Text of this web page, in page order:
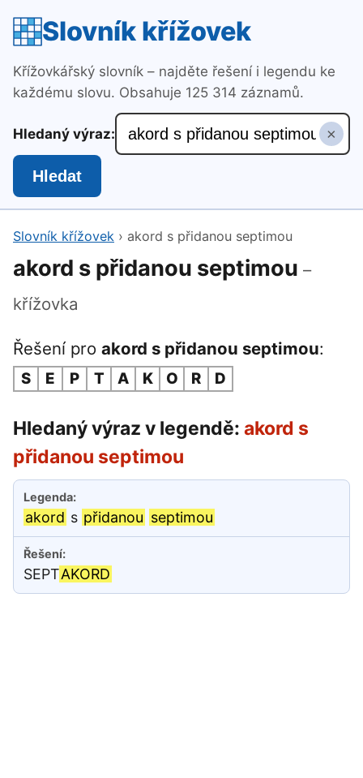
Slovník křížovek
Křížovkářský slovník – najděte řešení i legendu ke
každému slovu. Obsahuje 125 314 záznamů.
Hledaný výraz: ×
Hledat
Slovník křížovek › akord s přidanou septimou
akord s přidanou septimou –
křížovka
Řešení pro akord s přidanou septimou:
S E P T A K O R D
Hledaný výraz v legendě: akord s
přidanou septimou
akord s přidanou septimou
SEPTAKORD